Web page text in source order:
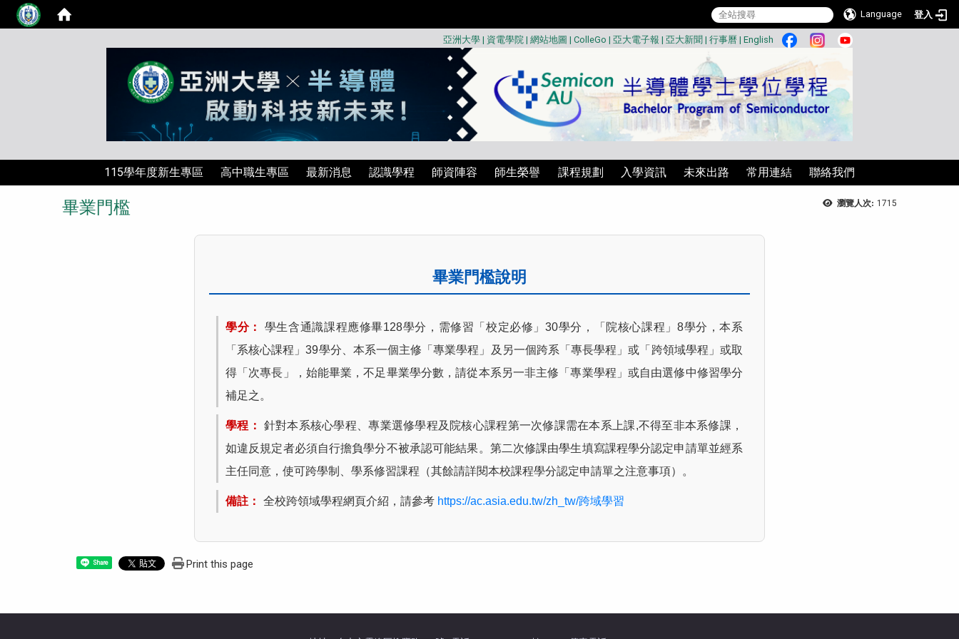
Language
登入
亞洲大學| 資電學院| 網站地圖 | ColleGo | 亞大電子報 | 亞大新聞 | 行事曆| English
115學年度新生專區 高中職生專區 最新消息 認識學程 師資陣容 師生榮譽 課程規劃 入學資訊 未來出路 常用連結 聯絡我們
瀏覽人次: 1715
畢業門檻
畢業門檻說明
學分：
學生含通識課程應修畢128學分，需修習「校定必修」30學分，「院核心課程」8學分，本系
「系核心課程」39學分、本系一個主修「專業學程」及另一個跨系「專長學程」或「跨領域學程」或取
得「次專長」，始能畢業，不足畢業學分數，請從本系另一非主修「專業學程」或自由選修中修習學分
補足之。
學程：
針對本系核心學程、專業選修學程及院核心課程第一次修課需在本系上課,不得至非本系修課，
如違反規定者必須自行擔負學分不被承認可能結果。第二次修課由學生填寫課程學分認定申請單並經系
主任同意，使可跨學制、學系修習課程（其餘請詳閱本校課程學分認定申請單之注意事項）。
備註： 全校跨領域學程網頁介紹，請參考 https://ac.asia.edu.tw/zh_tw/跨域學習
Share Print this page